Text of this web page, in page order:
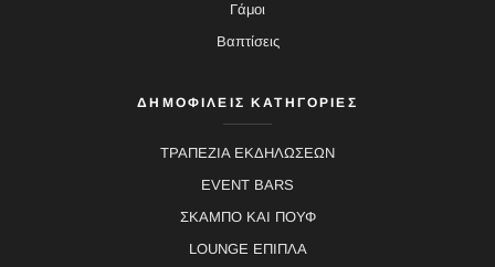
Γάμοι
Βαπτίσεις
ΔΗΜΟΦΙΛΕΙΣ ΚΑΤΗΓΟΡΙΕΣ
ΤΡΑΠΕΖΙΑ ΕΚΔΗΛΩΣΕΩΝ
EVENT BARS
ΣΚΑΜΠΟ ΚΑΙ ΠΟΥΦ
LOUNGE ΕΠΙΠΛΑ